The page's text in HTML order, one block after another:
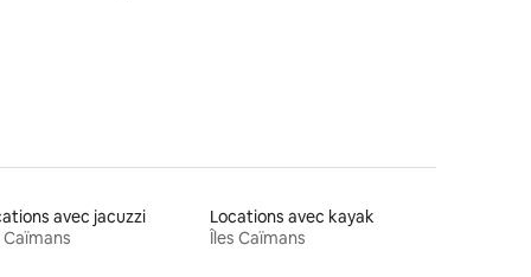
avec jacuzzi
Caïmans
Locations avec kayak
Îles Caïmans